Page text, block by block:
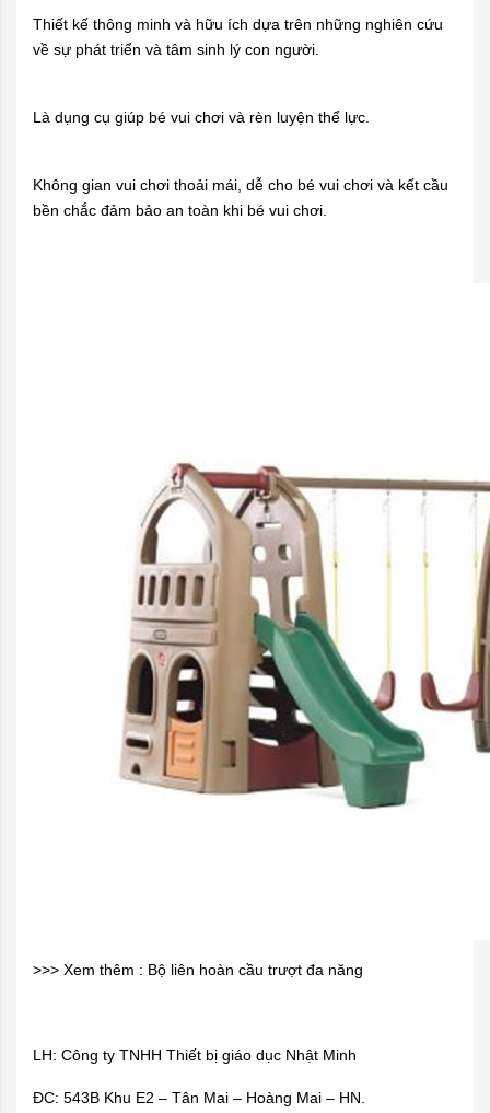
Thiết kế thông minh và hữu ích dựa trên những nghiên cứu
về sự phát triển và tâm sinh lý con người.
Là dụng cụ giúp bé vui chơi và rèn luyện thể lực.
Không gian vui chơi thoải mái, dễ cho bé vui chơi và kết cầu
bền chắc đảm bảo an toàn khi bé vui chơi.
>>> Xem thêm : Bộ liên hoàn cầu trượt đa năng
LH: Công ty TNHH Thiết bị giáo dục Nhật Minh
ĐC: 543B Khu E2 – Tân Mai – Hoàng Mai – HN.